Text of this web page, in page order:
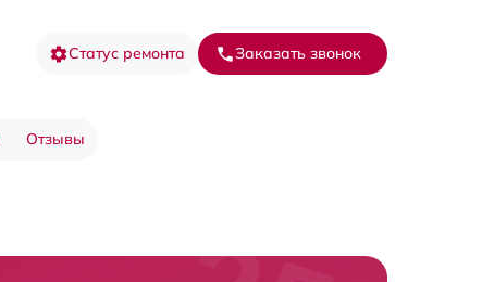
Статус ремонта Заказать звонок
Отзывы